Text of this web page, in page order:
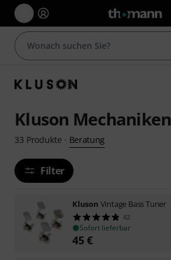
Kluson Mechaniken
33 Produkte · Beratung
Filter
Kluson Vintage Bass Tuner
42
Sofort lieferbar
45€